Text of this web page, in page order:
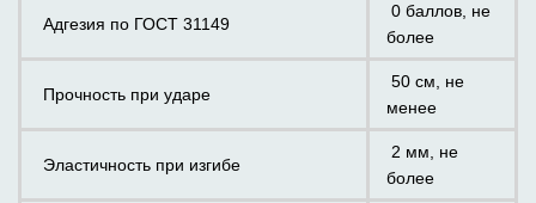
Адгезия по ГОСТ 31149
0 баллов, не
более
Прочность при ударе
50 см, не
менее
Эластичность при изгибе
2 мм, не
более